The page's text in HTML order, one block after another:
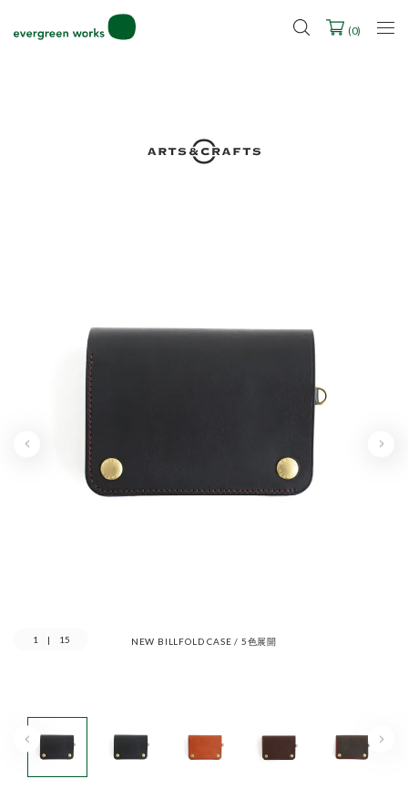
2027年ご入学用ランドセル受注会スケジュール
(0)
NEW BILLFOLD CASE / 5色展開
1 | 15